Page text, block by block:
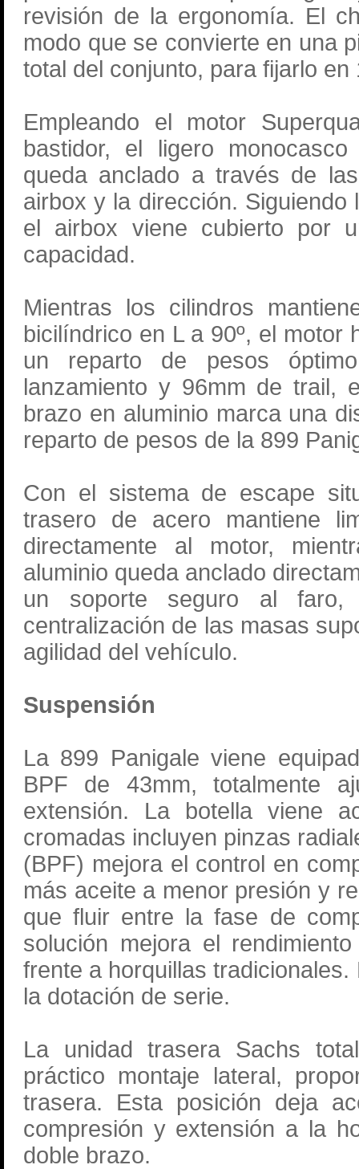
revisión de la ergonomía. El
modo que se convierte en una
total del conjunto, para fijarlo
Empleando el motor
bastidor, el ligero
queda anclado a través de
airbox y la dirección.
el airbox viene cubierto por
capacidad.
Mientras los cilindros
bicilíndrico en L a 90º, el motor
un reparto de pesos
lanzamiento y 96mm de trail,
brazo en aluminio marca una
reparto de pesos de la 899
Con el sistema de escape
trasero de acero mantiene
directamente al motor,
aluminio queda anclado
un soporte seguro al faro,
centralización de las masas
agilidad del vehículo.
Suspensión
La 899 Panigale viene
BPF de 43mm, totalmente
extensión. La botella viene
cromadas incluyen pinzas
(BPF) mejora el control en
más aceite a menor presión y
que fluir entre la fase de
solución mejora el
frente a horquillas
la dotación de serie.
La unidad trasera Sachs
práctico montaje lateral,
trasera. Esta posición deja
compresión y extensión a la
doble brazo.